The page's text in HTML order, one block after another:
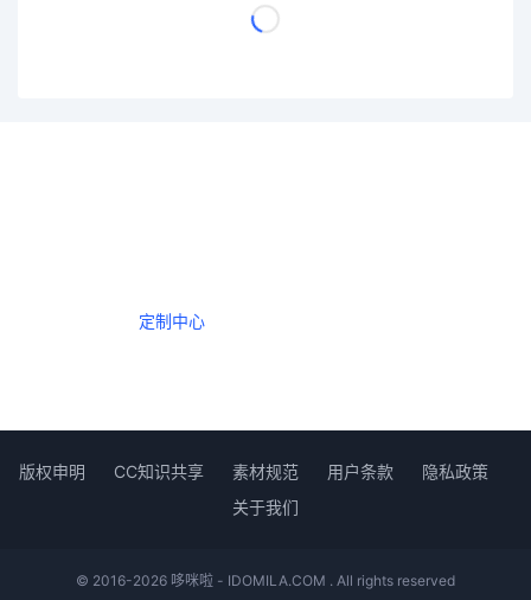
定制中心
版权申明 CC知识共享 素材规范 用户条款
隐私政策
关于我们
© 2016-2026 哆咪啦 - IDOMILA.COM . All rights reserved